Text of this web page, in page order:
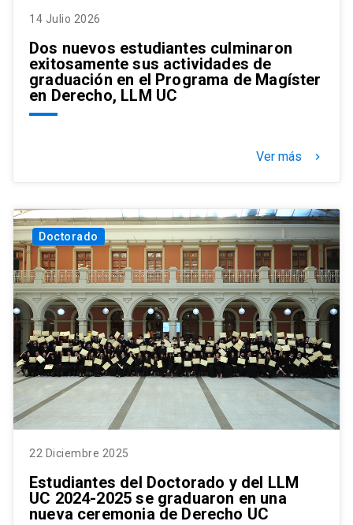
14 Julio 2026
Dos nuevos estudiantes culminaron
exitosamente sus actividades de
graduación en el Programa de Magíster
en Derecho, LLM UC
Ver más keyboard_arrow_right
Doctorado
22 Diciembre 2025
Estudiantes del Doctorado y del LLM
UC 2024-2025 se graduaron en una
nueva ceremonia de Derecho UC